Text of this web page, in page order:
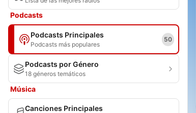
Podcasts
Podcasts Principales
Podcasts más populares
50
Podcasts por Género
18 géneros temáticos
Música
Canciones Principales